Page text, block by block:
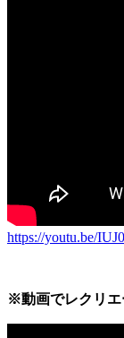
https://youtu.be/
※動画でレクリエ